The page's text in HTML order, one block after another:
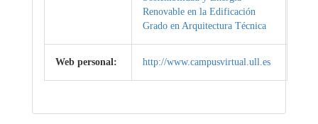
Renovable en la Edificación
Grado en Arquitectura Técnica
Web personal: http://www.campusvirtual.ull.es